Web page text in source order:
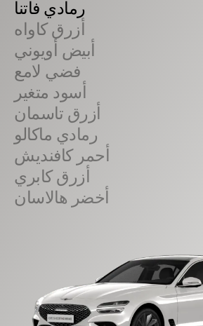
رمادي فاتنا
أزرق كاواه
أبيض أويوني
فضي لامع
أسود متغير
أزرق تاسمان
رمادي ماكالو
أحمر كافنديش
أزرق كابري
أخضر هالاسان